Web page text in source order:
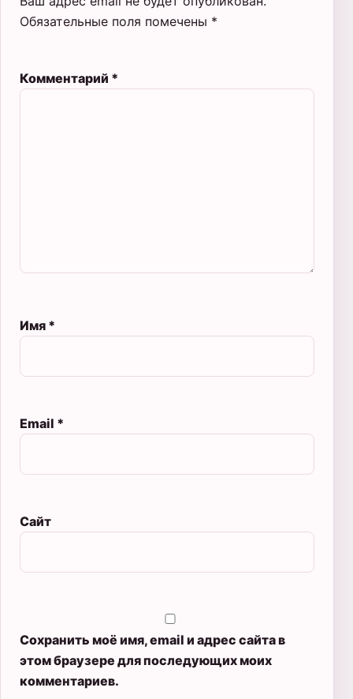
Обязательные поля помечены *
Комментарий *
Имя *
Email *
Сайт
Сохранить моё имя, email и адрес сайта в
этом браузере для последующих моих
комментариев.